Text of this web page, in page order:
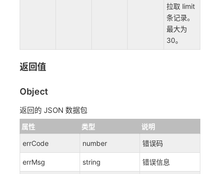
拉取 limit
条记录。
最大为
30。
返回值
Object
返回的 JSON 数据包
属性 类型
说明
errCode
number 错误码
errMsg string 错误信息